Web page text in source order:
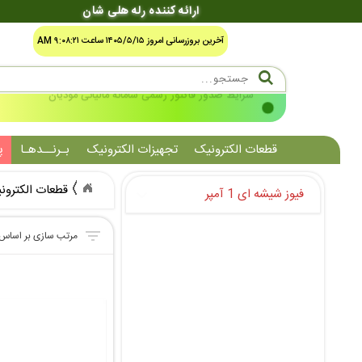
ارائه کننده رله هلی شان
آخرین بروزرسانی امروز ۱۴۰۵/۵/۱۵ ساعت ۹:۰۸:۲۱ AM
شرایط صدور فاکتور رسمی سامانه مالیاتی مودیان
قطعات الکترونیک تجهیزات الکترونیک بـرنــدهـا
قطعات
فیوز شیشه ای 1 آمپر